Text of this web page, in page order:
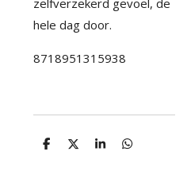
hele dag door.
8718951315938
D
D
S
D